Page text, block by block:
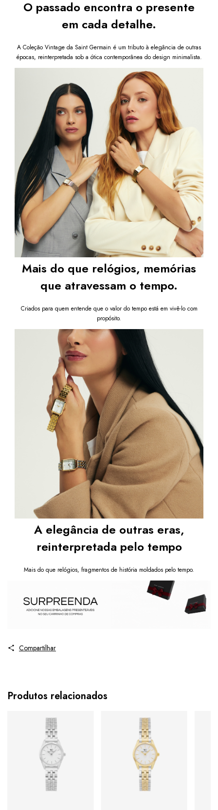
O passado encontra o presente
em cada detalhe.
A Coleção Vintage da Saint Germain é um tributo à elegância de outras
épocas, reinterpretada sob a ótica contemporânea do design minimalista.
Mais do que relógios, memórias
que atravessam o tempo.
Criados para quem entende que o valor do tempo está em vivê-lo com
propósito.
A elegância de outras eras,
reinterpretada pelo tempo
Mais do que relógios, fragmentos de história moldados pelo tempo.
Compartilhar
Produtos relacionados